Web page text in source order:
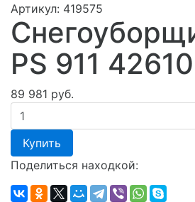
Артикул: 419575
PS 911
89 981 руб.
Купить
Поделиться находкой: